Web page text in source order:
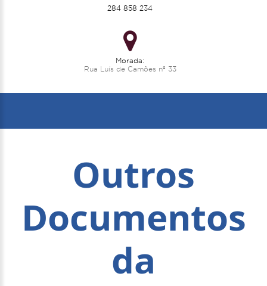
284 858 234
Morada:
Rua Luís de Camões nº 33
Outros
Documentos
da